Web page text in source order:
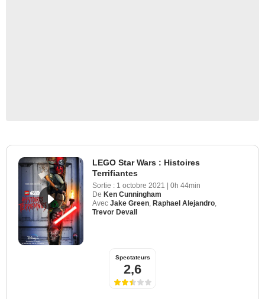
LEGO Star Wars : Histoires
Terrifiantes
Sortie : 1 octobre 2021 | 0h 44min
De Ken Cunningham
Avec Jake Green Raphael Alejandro
Trevor Devall
Spectateurs
2,6